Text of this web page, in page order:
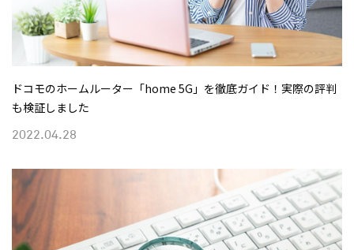
2022.04.28
ドコモのホームルーター「home 5G」を徹底ガイド！実際の評判
も検証しました